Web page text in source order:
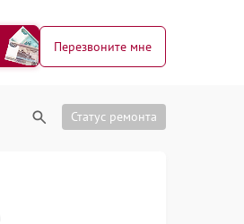
Перезвоните мне
Статус ремонта